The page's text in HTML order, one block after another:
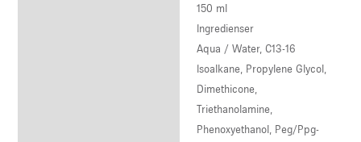
150 ml
Ingredienser
Aqua / Water, C13-16
Isoalkane, Propylene Glycol,
Dimethicone,
Triethanolamine,
Phenoxyethanol, Peg/Ppg-